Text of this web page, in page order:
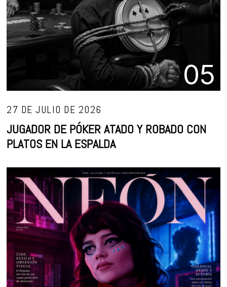
05
27 DE JULIO DE 2026
JUGADOR DE PÓKER ATADO Y ROBADO CON
PLATOS EN LA ESPALDA